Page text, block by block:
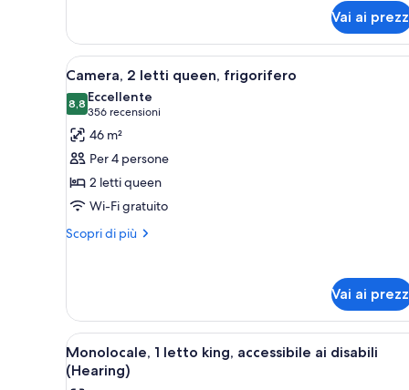
king
con
divano
letto,
frigorifero
Vai ai
Apri
tutte
le
foto
per
Camera,
2
letti
queen,
Una camera d'albergo
6
Camera, 2 letti queen, frigorifero
8,88,8 su 10
Eccellente
356 recensioni
(356
recensioni)
46 m²
Per 4 persone
2 letti queen
Wi-Fi gratuito
Scopri di più
Altri
letti
queen,
frigorifero
Vai ai
Apri
tutte
le
Una camera d'albergo
5
Monolocale, 1 letto king, accessibile ai disabili
(Hearing)